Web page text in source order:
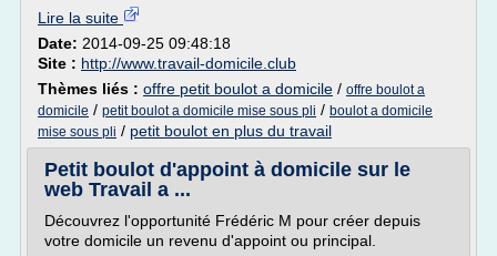
Lire la suite
Date: 2014-09-25 09:48:18
Site : http://www.travail-domicile.club
Thèmes liés : offre petit boulot a domicile / offre boulot a
domicile / petit boulot a domicile mise sous pli / boulot a domicile
mise sous pli / petit boulot en plus du travail
Petit boulot d'appoint à domicile sur le
web Travail a ...
Découvrez l'opportunité Frédéric M pour créer depuis
votre domicile un revenu d'appoint ou principal.